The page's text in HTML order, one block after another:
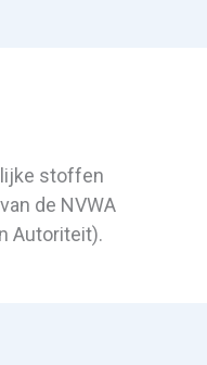
stoffen
de NVWA
Autoriteit).